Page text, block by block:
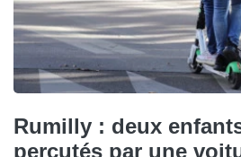
Rumilly : deux
percutés par une